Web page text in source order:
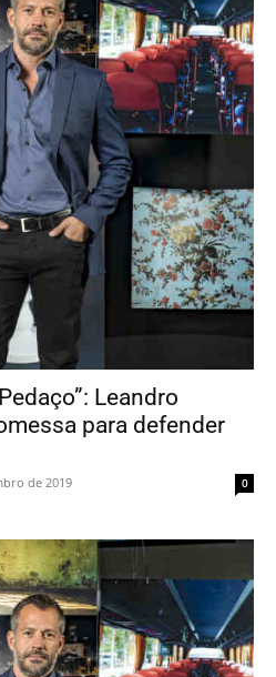
Leandro
para defender
de 2019 0